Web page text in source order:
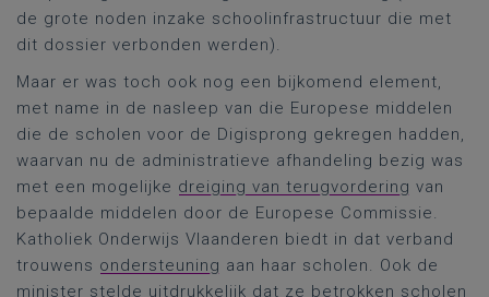
de grote noden inzake schoolinfrastructuur die met
dit dossier verbonden werden).
Maar er was toch ook nog een bijkomend element,
met name in de nasleep van die Europese middelen
die de scholen voor de Digisprong gekregen hadden,
waarvan nu de administratieve afhandeling bezig was
met een mogelijke dreiging van terugvordering van
bepaalde middelen door de Europese Commissie.
Katholiek Onderwijs Vlaanderen biedt in dat verband
trouwens ondersteuning aan haar scholen. Ook de
minister stelde uitdrukkelijk dat ze betrokken scholen